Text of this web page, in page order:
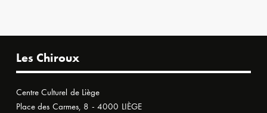
Les Chiroux
Centre Culturel de Liège
Place des Carmes, 8 - 4000 LIÈGE